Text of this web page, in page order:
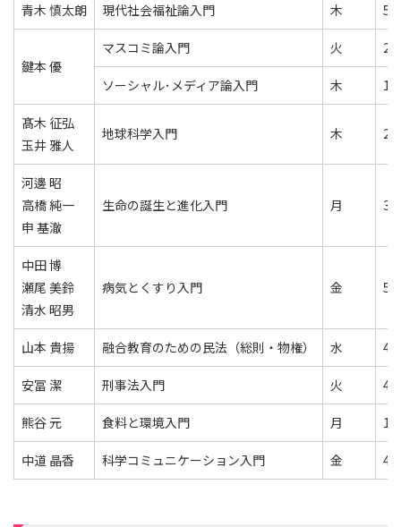
青木 慎太朗 現代社会福祉論入門 木 5
鍵本 優
マスコミ論入門 火 2
ソーシャル･メディア論入門 木 1
髙木 征弘
玉井 雅人
地球科学入門 木 2
河邊 昭
高橋 純一
申 基澈
生命の誕生と進化入門 月 3
中田 博
瀬尾 美鈴
清水 昭男
病気とくすり入門 金 5
山本 貴揚 融合教育のための民法（総則・物権） 水 4
安冨 潔 刑事法入門 火 4
熊谷 元 食料と環境入門 月 1
中道 晶香 科学コミュニケーション入門 金 4